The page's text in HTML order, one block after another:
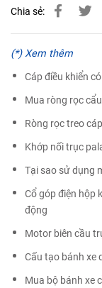
Chia sẻ:
(*) Xem thêm
Cáp điều khiển
Mua ròng rọc
Ròng rọc treo
Khớp nối trục
Tại sao sử dụng
Cổ góp điện hộp
động
Motor biên cầu
Cấu tạo bánh xe
Mua bộ bánh xe